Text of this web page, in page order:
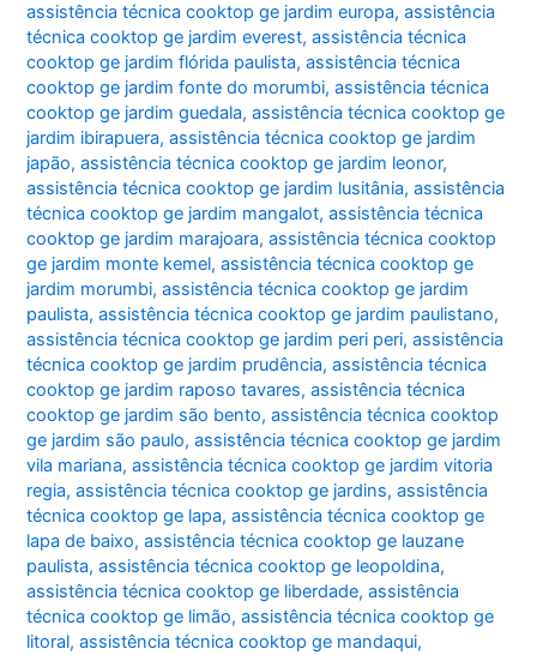
assistência técnica cooktop ge jardim europa,assistência
técnica cooktop ge jardim everest,assistência técnica
cooktop ge jardim flórida paulista,assistência técnica
cooktop ge jardim fonte do morumbi,assistência técnica
cooktop ge jardim guedala,assistência técnica cooktop ge
jardim ibirapuera,assistência técnica cooktop ge jardim
japão,assistência técnica cooktop ge jardim leonor,
assistência técnica cooktop ge jardim lusitânia,assistência
técnica cooktop ge jardim mangalot,assistência técnica
cooktop ge jardim marajoara,assistência técnica cooktop
ge jardim monte kemel,assistência técnica cooktop ge
jardim morumbi,assistência técnica cooktop ge jardim
paulista,assistência técnica cooktop ge jardim paulistano,
assistência técnica cooktop ge jardim peri peri,assistência
técnica cooktop ge jardim prudência,assistência técnica
cooktop ge jardim raposo tavares,assistência técnica
cooktop ge jardim são bento,assistência técnica cooktop
ge jardim são paulo,assistência técnica cooktop ge jardim
vila mariana,assistência técnica cooktop ge jardim vitoria
regia,assistência técnica cooktop ge jardins,assistência
técnica cooktop ge lapa,assistência técnica cooktop ge
lapa de baixo,assistência técnica cooktop ge lauzane
paulista,assistência técnica cooktop ge leopoldina,
assistência técnica cooktop ge liberdade,assistência
técnica cooktop ge limão,assistência técnica cooktop ge
litoral,assistência técnica cooktop ge mandaqui,